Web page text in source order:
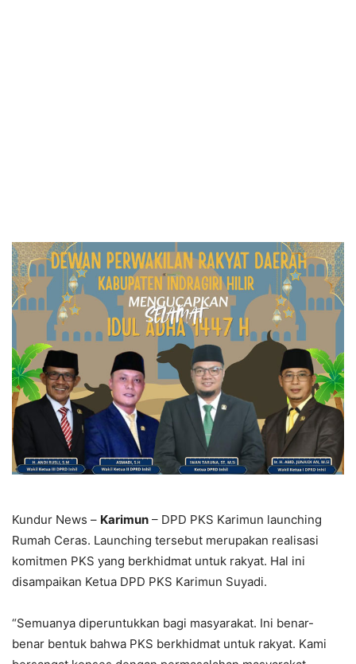
Kundur News – Karimun – DPD PKS Karimun launching
Rumah Ceras. Launching tersebut merupakan realisasi
komitmen PKS yang berkhidmat untuk rakyat. Hal ini
disampaikan Ketua DPD PKS Karimun Suyadi.
“Semuanya diperuntukkan bagi masyarakat. Ini benar-
benar bentuk bahwa PKS berkhidmat untuk rakyat. Kami